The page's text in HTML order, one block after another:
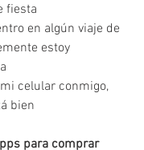
fiesta
en algún viaje de
estoy
celular conmigo,
bien
para comprar